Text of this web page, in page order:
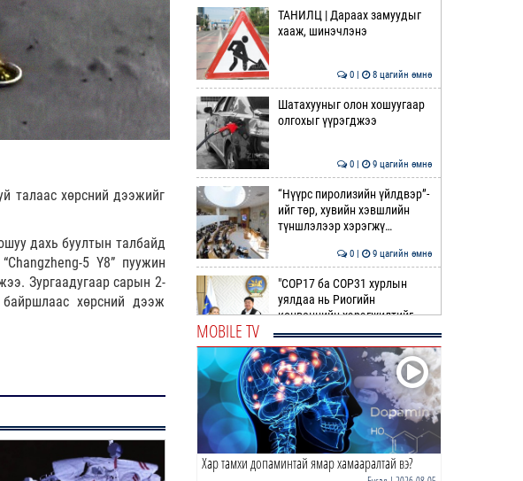
талаас хөрсний дээжийг
дахь буултын талбайд
5 Y8” пуужин
Зургаадугаар сарын 2-
хөрсний дээж
ТАНИЛЦ | Дараах замуудыг
хааж, шинэчлэнэ
0 | 8 цагийн өмнө
Шатахууныг олон хошуугаар
олгохыг үүрэгджээ
0 | 9 цагийн өмнө
“Нүүрс пиролизийн үйлдвэр”-
ийг төр, хувийн хэвшлийн
түншлэлээр хэрэгжү…
0 | 9 цагийн өмнө
"COP17 ба COP31 хурлын
уялдаа нь Риогийн
конвенцийн хэрэгжилтийг
ахиул…
Монгол төрийн парадокс нь
шатахуун
0 | 10 цагийн өмнө
Б.Пүрэвдагва: Найман
MOBILE TV
Хар тамхи допаминтай ямар хамааралтай вэ?